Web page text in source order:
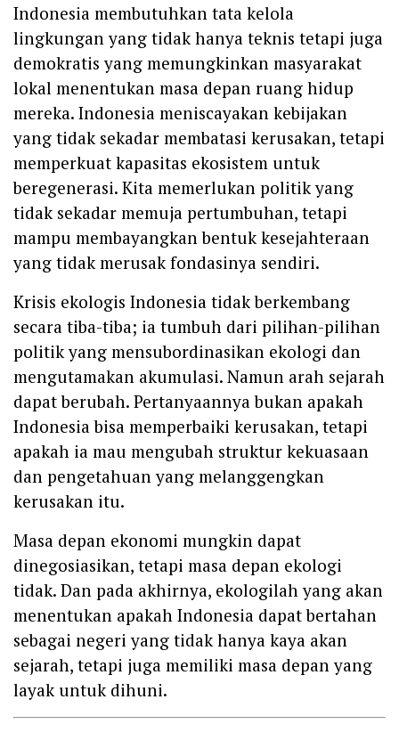
Indonesia membutuhkan tata kelola
lingkungan yang tidak hanya teknis tetapi juga
demokratis yang memungkinkan masyarakat
lokal menentukan masa depan ruang hidup
mereka. Indonesia meniscayakan kebijakan
yang tidak sekadar membatasi kerusakan, tetapi
memperkuat kapasitas ekosistem untuk
beregenerasi. Kita memerlukan politik yang
tidak sekadar memuja pertumbuhan, tetapi
mampu membayangkan bentuk kesejahteraan
yang tidak merusak fondasinya sendiri.
Krisis ekologis Indonesia tidak berkembang
secara tiba-tiba; ia tumbuh dari pilihan-pilihan
politik yang mensubordinasikan ekologi dan
mengutamakan akumulasi. Namun arah sejarah
dapat berubah. Pertanyaannya bukan apakah
Indonesia bisa memperbaiki kerusakan, tetapi
apakah ia mau mengubah struktur kekuasaan
dan pengetahuan yang melanggengkan
kerusakan itu.
Masa depan ekonomi mungkin dapat
dinegosiasikan, tetapi masa depan ekologi
tidak. Dan pada akhirnya, ekologilah yang akan
menentukan apakah Indonesia dapat bertahan
sebagai negeri yang tidak hanya kaya akan
sejarah, tetapi juga memiliki masa depan yang
layak untuk dihuni.